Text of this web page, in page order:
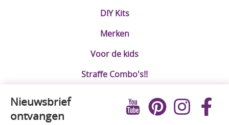
DIY Kits
Merken
Voor de kids
Straffe Combo's!!
Nieuwsbrief
ontvangen